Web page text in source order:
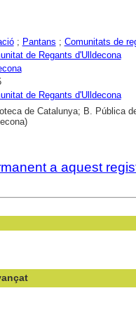
; Pantans ; Comunitats de
de Regants d'Ulldecona
de Regants d'Ulldecona
de Catalunya; B. Pública
a aquest